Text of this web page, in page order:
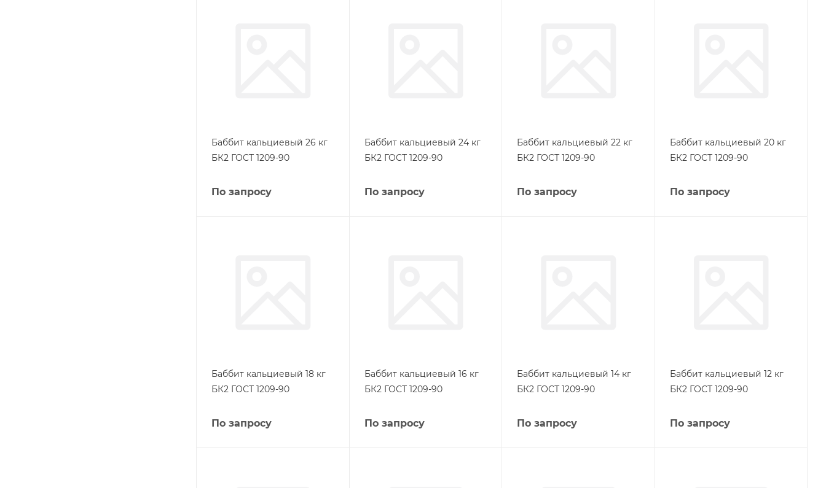
Баббит кальциевый 26 кг
БК2 ГОСТ 1209-90
По запросу
Баббит кальциевый 24 кг
БК2 ГОСТ 1209-90
По запросу
Баббит кальциевый 22 кг
БК2 ГОСТ 1209-90
По запросу
Баббит кальциевый 20 кг
БК2 ГОСТ 1209-90
По запросу
Баббит кальциевый 18 кг
БК2 ГОСТ 1209-90
По запросу
Баббит кальциевый 16 кг
БК2 ГОСТ 1209-90
По запросу
Баббит кальциевый 14 кг
БК2 ГОСТ 1209-90
По запросу
Баббит кальциевый 12 кг
БК2 ГОСТ 1209-90
По запросу